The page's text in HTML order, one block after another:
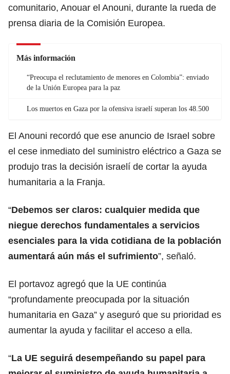
comunitario, Anouar el Anouni, durante la rueda de
prensa diaria de la Comisión Europea.
Más información
“Preocupa el reclutamiento de menores en Colombia”: enviado
de la Unión Europea para la paz
Los muertos en Gaza por la ofensiva israelí superan los 48.500
El Anouni recordó que ese anuncio de Israel sobre
el cese inmediato del suministro eléctrico a Gaza se
produjo tras la decisión israelí de cortar la ayuda
humanitaria a la Franja.
“Debemos ser claros: cualquier medida que
niegue derechos fundamentales a servicios
esenciales para la vida cotidiana de la población
aumentará aún más el sufrimiento”, señaló.
El portavoz agregó que la UE continúa
“profundamente preocupada por la situación
humanitaria en Gaza” y aseguró que su prioridad es
aumentar la ayuda y facilitar el acceso a ella.
“La UE seguirá desempeñando su papel para